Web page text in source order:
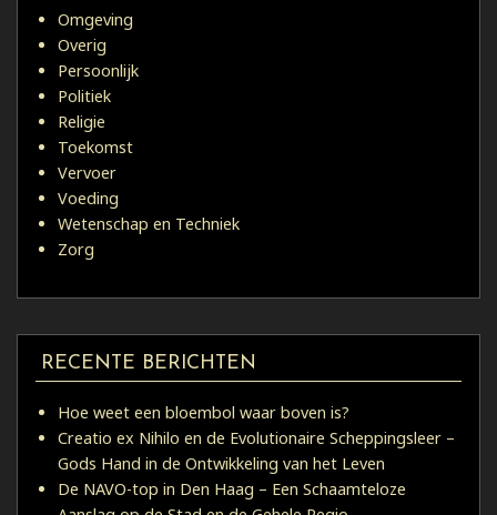
Omgeving
Overig
Persoonlijk
Politiek
Religie
Toekomst
Vervoer
Voeding
Wetenschap en Techniek
Zorg
RECENTE BERICHTEN
Hoe weet een bloembol waar boven is?
Creatio ex Nihilo en de Evolutionaire Scheppingsleer –
Gods Hand in de Ontwikkeling van het Leven
De NAVO-top in Den Haag – Een Schaamteloze